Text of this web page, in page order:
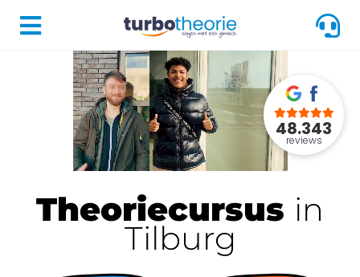
48.343
reviews
Theoriecursus in
Tilburg